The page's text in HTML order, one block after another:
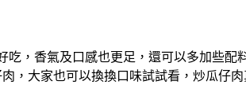
，香氣及口感也更足，還可以多加些配
，大家也可以換換口味試試看，炒瓜仔肉